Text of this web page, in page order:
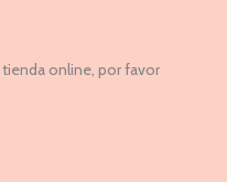
tienda online, por favor